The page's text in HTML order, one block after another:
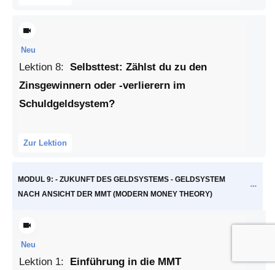
Neu
Lektion 8: Selbsttest: Zählst du zu den
Zinsgewinnern oder -verlierern im
Schuldgeldsystem?
Zur Lektion
MODUL 9: - ZUKUNFT DES GELDSYSTEMS - GELDSYSTEM
NACH ANSICHT DER MMT (MODERN MONEY THEORY)
Neu
Lektion 1: Einführung in die MMT